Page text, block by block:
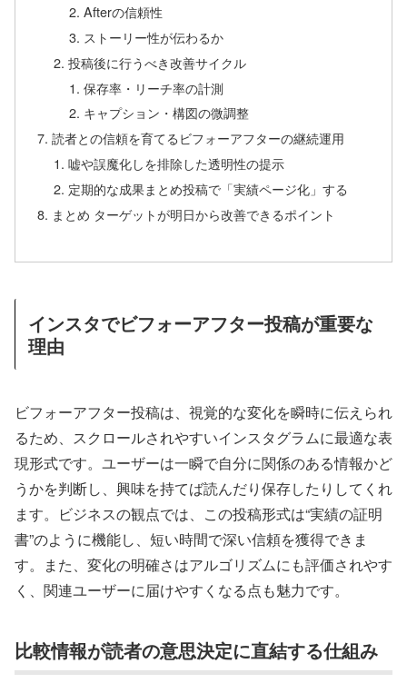
Afterの信頼性
ストーリー性が伝わるか
投稿後に行うべき改善サイクル
保存率・リーチ率の計測
キャプション・構図の微調整
読者との信頼を育てるビフォーアフターの継続運用
嘘や誤魔化しを排除した透明性の提示
定期的な成果まとめ投稿で「実績ページ化」する
まとめ ターゲットが明日から改善できるポイント
インスタでビフォーアフター投稿が重要な
理由
ビフォーアフター投稿は、視覚的な変化を瞬時に伝えられ
るため、スクロールされやすいインスタグラムに最適な表
現形式です。ユーザーは一瞬で自分に関係のある情報かど
うかを判断し、興味を持てば読んだり保存したりしてくれ
ます。ビジネスの観点では、この投稿形式は“実績の証明
書”のように機能し、短い時間で深い信頼を獲得できま
す。また、変化の明確さはアルゴリズムにも評価されやす
く、関連ユーザーに届けやすくなる点も魅力です。
比較情報が読者の意思決定に直結する仕組み